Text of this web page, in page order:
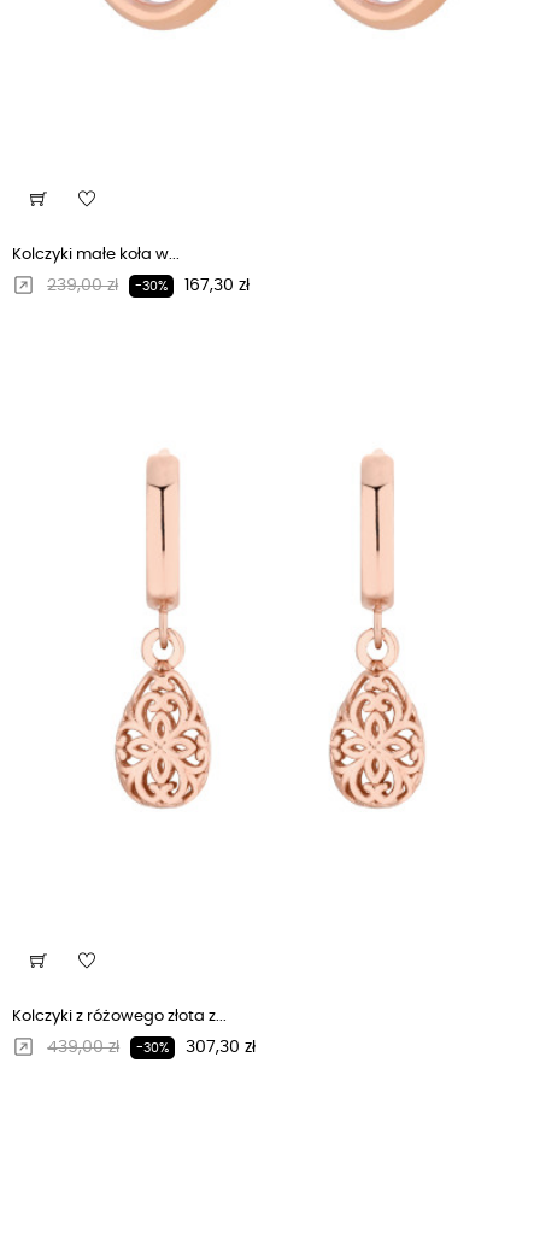
Kolczyki małe koła w...
Regularna cena
239,00 zł -30% Cena
167,30 zł
Kolczyki z różowego złota z...
Regularna cena
439,00 zł -30% Cena
307,30 zł